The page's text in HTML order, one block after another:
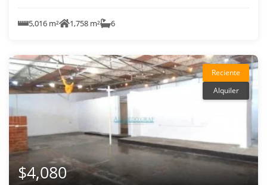
5,016 m² 1,758 m² 6
Reciente
Alquiler
$4,080